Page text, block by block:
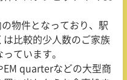
物件となっており、駅
比較的少人数のご家族
ています。
EM quarterなどの大型商